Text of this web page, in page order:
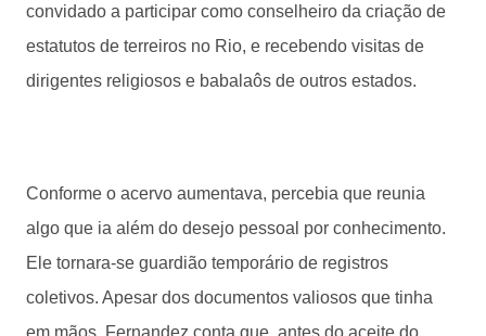
convidado a participar como conselheiro da criação de
estatutos de terreiros no Rio, e recebendo visitas de
dirigentes religiosos e babalaôs de outros estados.
Conforme o acervo aumentava, percebia que reunia
algo que ia além do desejo pessoal por conhecimento.
Ele tornara-se guardião temporário de registros
coletivos. Apesar dos documentos valiosos que tinha
em mãos, Fernandez conta que, antes do aceite do